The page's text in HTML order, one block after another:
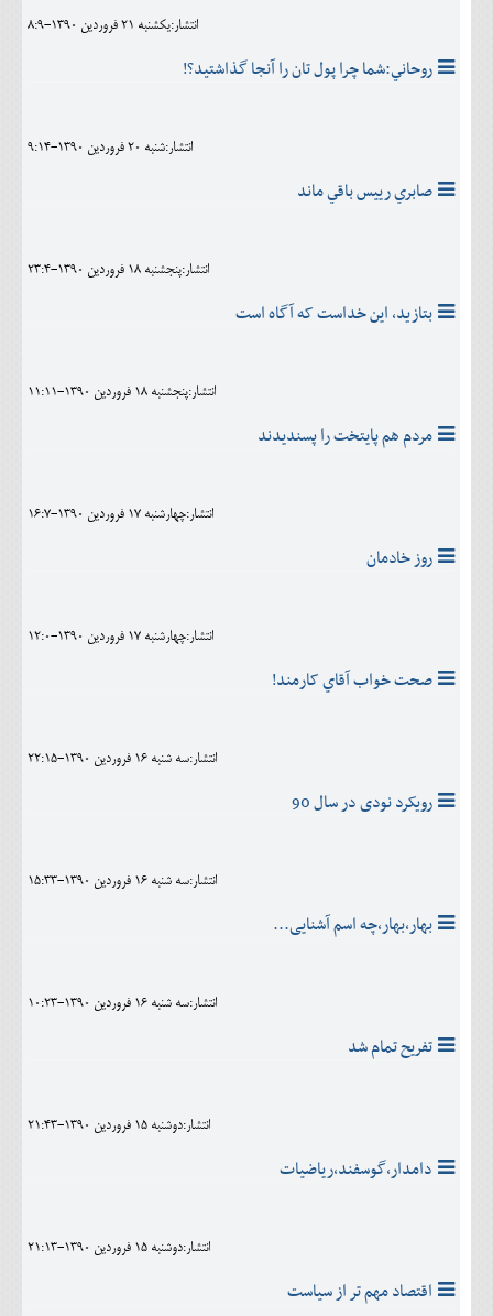
انتشار:يکشنبه 21 فروردين 1390-8:9
روحاني:شما چرا پول تان را آنجا گذاشتید؟!
انتشار:شنبه 20 فروردين 1390-9:14
صابري رييس باقي ماند
انتشار:پنجشنبه 18 فروردين 1390-23:4
بتازید، این خداست که آگاه است
انتشار:پنجشنبه 18 فروردين 1390-11:11
مردم هم پايتخت را پسنديدند
انتشار:چهارشنبه 17 فروردين 1390-16:7
روز خادمان
انتشار:چهارشنبه 17 فروردين 1390-12:0
صحت خواب آقاي کارمند!
انتشار:سه شنبه 16 فروردين 1390-22:15
رویکرد نودی در سال 90
انتشار:سه شنبه 16 فروردين 1390-15:33
بهار،بهار،چه اسم آشنایی...
انتشار:سه شنبه 16 فروردين 1390-10:23
تفريح تمام شد
انتشار:دوشنبه 15 فروردين 1390-21:43
دامدار،گوسفند،رياضيات
انتشار:دوشنبه 15 فروردين 1390-21:13
اقتصاد مهم تر از سياست